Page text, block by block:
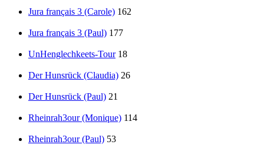
Jura français 3 (Carole) 162
Jura français 3 (Paul) 177
UnHenglechkeets-Tour 18
Der Hunsrück (Claudia) 26
Der Hunsrück (Paul) 21
Rheinrah3our (Monique) 114
Rheinrah3our (Paul) 53